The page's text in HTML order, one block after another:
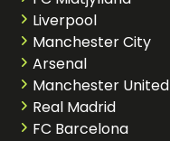
Liverpool
Manchester City
Arsenal
Manchester United
Real Madrid
FC Barcelona